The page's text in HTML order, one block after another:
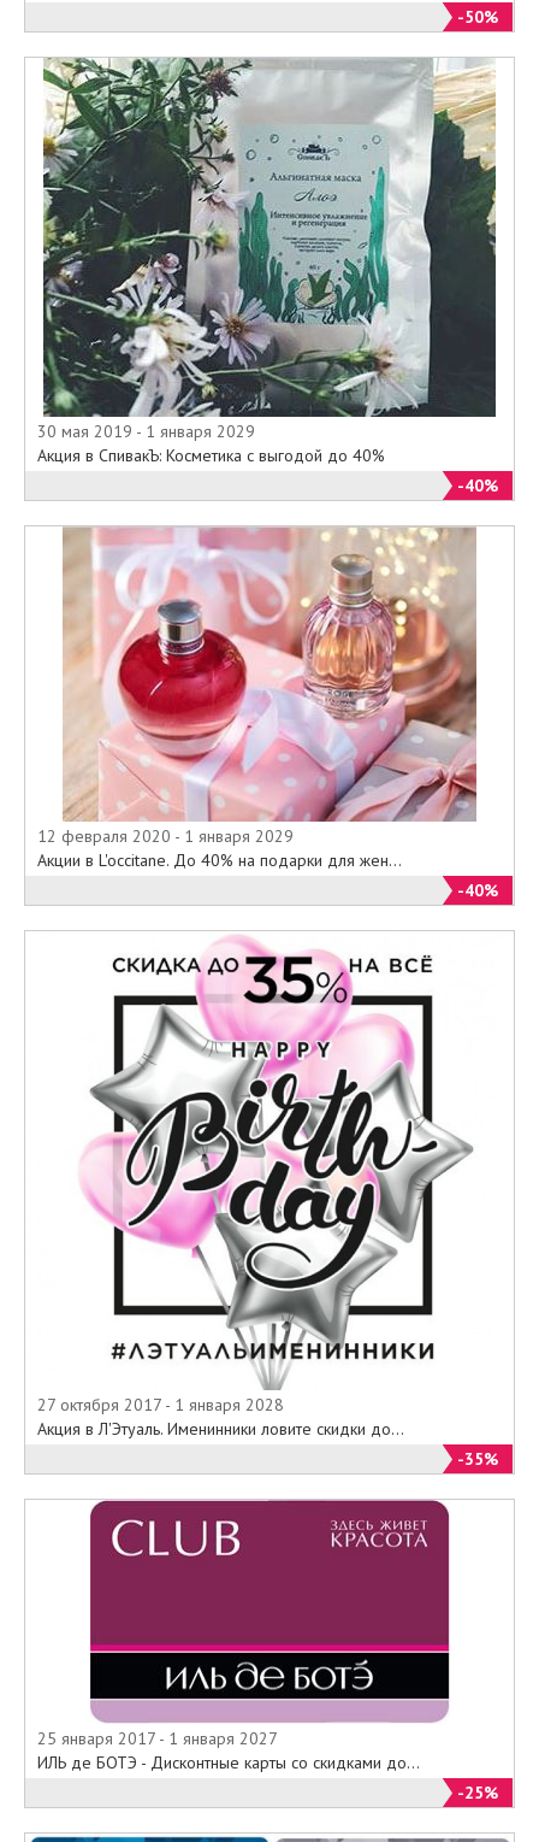
-50%
30 мая 2019 - 1 января 2029
Акция в СпивакЪ: Косметика с выгодой до 40%
-40%
12 февраля 2020 - 1 января 2029
Акции в L'occitane. До 40% на подарки для жен...
-40%
27 октября 2017 - 1 января 2028
Акция в Л'Этуаль. Именинники ловите скидки до...
-35%
25 января 2017 - 1 января 2027
ИЛЬ де БОТЭ - Дисконтные карты со скидками до...
-25%